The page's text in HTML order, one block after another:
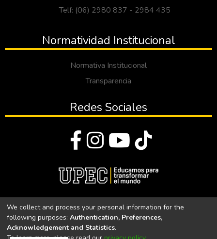
Telf: (06) 2980 837 - 2984 435
Normatividad Institucional
Normativa Institucional
Transparencia
Redes Sociales
Universidad Politécnica Estatal del Carchi
We collect and process your personal information for the
following purposes: Authentication, Preferences,
Acknowledgement and Statistics.